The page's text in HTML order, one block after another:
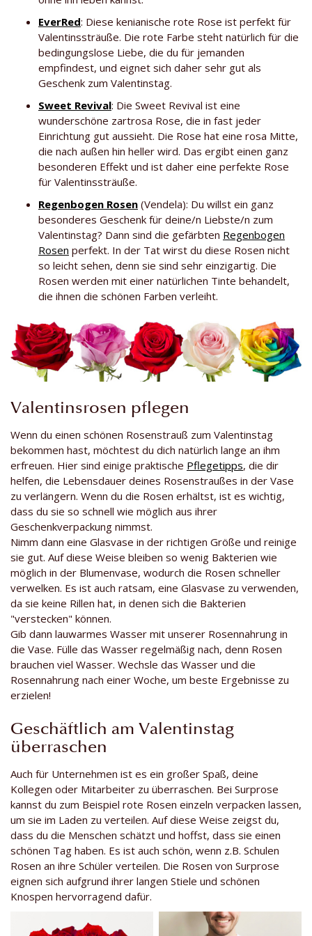
EverRed: Diese kenianische rote Rose ist perfekt für
Valentinssträuße. Die rote Farbe steht natürlich für die
bedingungslose Liebe, die du für jemanden
empfindest, und eignet sich daher sehr gut als
Geschenk zum Valentinstag.
Sweet Revival: Die Sweet Revival ist eine
wunderschöne zartrosa Rose, die in fast jeder
Einrichtung gut aussieht. Die Rose hat eine rosa Mitte,
die nach außen hin heller wird. Das ergibt einen ganz
besonderen Effekt und ist daher eine perfekte Rose
für Valentinssträuße.
Regenbogen Rosen (Vendela): Du willst ein ganz
besonderes Geschenk für deine/n Liebste/n zum
Valentinstag? Dann sind die gefärbten Regenbogen
Rosen perfekt. In der Tat wirst du diese Rosen nicht
so leicht sehen, denn sie sind sehr einzigartig. Die
Rosen werden mit einer natürlichen Tinte behandelt,
die ihnen die schönen Farben verleiht.
Valentinsrosen pflegen
Wenn du einen schönen Rosenstrauß zum Valentinstag
bekommen hast, möchtest du dich natürlich lange an ihm
erfreuen. Hier sind einige praktische Pflegetipps, die dir
helfen, die Lebensdauer deines Rosenstraußes in der Vase
zu verlängern. Wenn du die Rosen erhältst, ist es wichtig,
dass du sie so schnell wie möglich aus ihrer
Geschenkverpackung nimmst.
Nimm dann eine Glasvase in der richtigen Größe und reinige
sie gut. Auf diese Weise bleiben so wenig Bakterien wie
möglich in der Blumenvase, wodurch die Rosen schneller
verwelken. Es ist auch ratsam, eine Glasvase zu verwenden,
da sie keine Rillen hat, in denen sich die Bakterien
"verstecken" können.
Gib dann lauwarmes Wasser mit unserer Rosennahrung in
die Vase. Fülle das Wasser regelmäßig nach, denn Rosen
brauchen viel Wasser. Wechsle das Wasser und die
Rosennahrung nach einer Woche, um beste Ergebnisse zu
erzielen!
Geschäftlich am Valentinstag
überraschen
Auch für Unternehmen ist es ein großer Spaß, deine
Kollegen oder Mitarbeiter zu überraschen. Bei Surprose
kannst du zum Beispiel rote Rosen einzeln verpacken lassen,
um sie im Laden zu verteilen. Auf diese Weise zeigst du,
dass du die Menschen schätzt und hoffst, dass sie einen
schönen Tag haben. Es ist auch schön, wenn z.B. Schulen
Rosen an ihre Schüler verteilen. Die Rosen von Surprose
eignen sich aufgrund ihrer langen Stiele und schönen
Knospen hervorragend dafür.